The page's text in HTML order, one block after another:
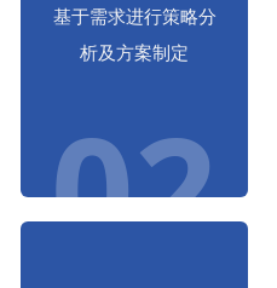
基于需求进行策略分
析及方案制定
02